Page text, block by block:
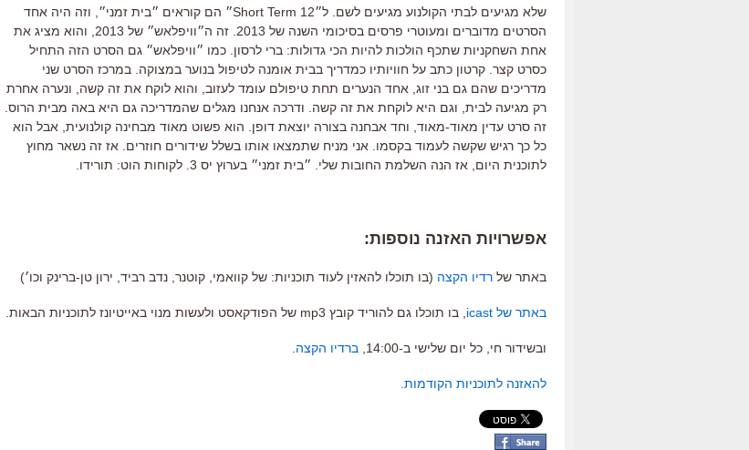
שלא מגיעים לבתי הקולנוע מגיעים לשם. ל״Short Term 12״ הם קוראים ״בית זמני״, וזה היה אחד
הסרטים מדוברים ומעוטרי פרסים בסיכומי השנה של 2013. זה ה״וויפלאש״ של 2013, והוא מציג את
אחת השחקניות שתכף הולכות להיות הכי גדולות: ברי לרסון. כמו ״וויפלאש״ גם הסרט הזה התחיל
כסרט קצר. קרטון כתב על חוויותיו כמדריך בבית אומנה לטיפול בנוער במצוקה. במרכז הסרט שני
מדריכים שהם גם בני זוג, אחד הנערים תחת טיפולם עומד לעזוב, והוא לוקח את זה קשה, ונערה אחרת
רק מגיעה לבית, וגם היא לוקחת את זה קשה. ודרכה אנחנו מגלים שהמדריכה גם היא באה מבית הרוס.
זה סרט עדין מאוד-מאוד, וחד אבחנה בצורה יוצאת דופן. הוא פשוט מאוד מבחינה קולנועית, אבל הוא
כל כך רגיש שקשה לעמוד בקסמו. אני מניח שתמצאו אותו בשלל שידורים חוזרים. אז זה נשאר מחוץ
לתוכנית היום, אז הנה השלמת החובות שלי. ״בית זמני״ בערוץ יס 3. לקוחות הוט: תורידו.
אפשרויות האזנה נוספות:
באתר של רדיו הקצה (בו תוכלו להאזין לעוד תוכניות: של קוואמי, קוטנר, נדב רביד, ירון טן-ברינק וכו׳)
באתר של icast , בו תוכלו גם להוריד קובץ mp3 של הפודקאסט ולעשות מנוי באייטיונז לתוכניות הבאות.
ובשידור חי, כל יום שלישי ב-14:00, ברדיו הקצה
להאזנה לתוכניות הקודמות.